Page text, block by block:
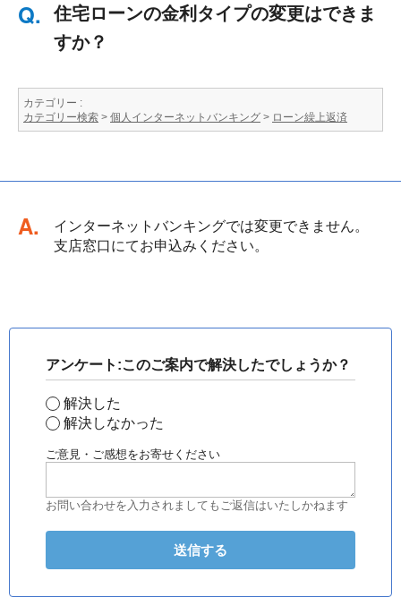
住宅ローンの金利タイプの変更はできま
すか？
カテゴリー :
カテゴリー検索 > 個人インターネットバンキング > ローン繰上返済
回答
インターネットバンキングでは変更できません。
支店窓口にてお申込みください。
アンケート:このご案内で解決したでしょうか？
解決した
解決しなかった
ご意見・ご感想をお寄せください
お問い合わせを入力されましてもご返信はいたしかねます